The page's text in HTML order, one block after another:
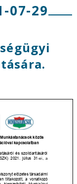
07-29